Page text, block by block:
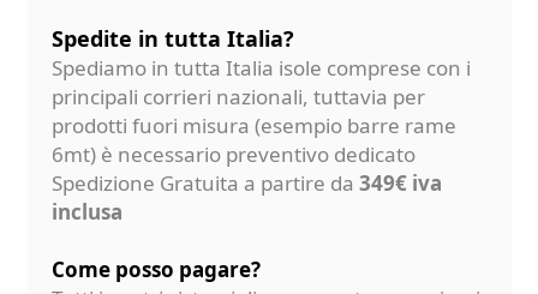
Spedite in tutta Italia?
Spediamo in tutta Italia isole comprese con i
principali corrieri nazionali, tuttavia per
prodotti fuori misura (esempio barre rame
6mt) è necessario preventivo dedicato
Spedizione Gratuita a partire da 349€ iva
inclusa
Come posso pagare?